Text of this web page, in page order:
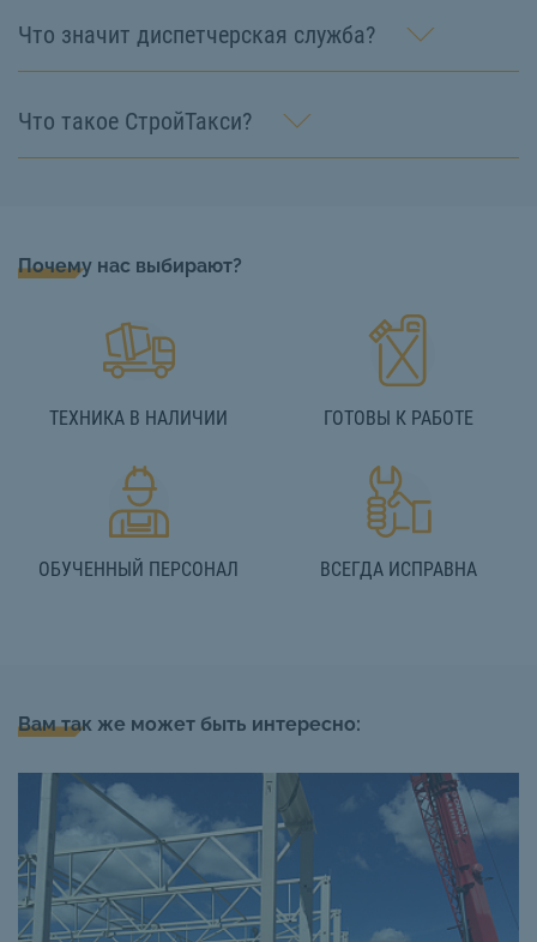
Что значит диспетчерская служба?
Что такое СтройТакси?
Почему нас выбирают?
ТЕХНИКА В НАЛИЧИИ ГОТОВЫ К РАБОТЕ
ОБУЧЕННЫЙ ПЕРСОНАЛ ВСЕГДА ИСПРАВНА
Вам так же может быть интересно: